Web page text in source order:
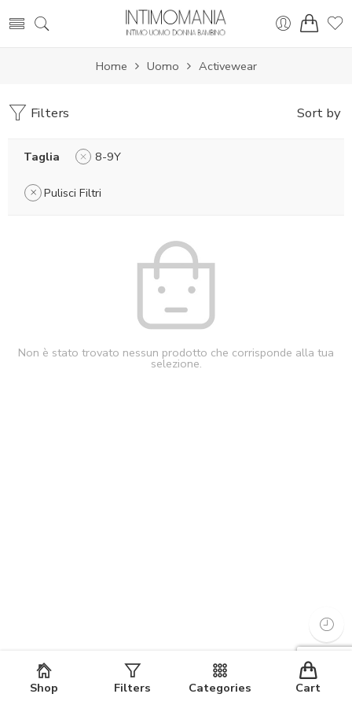
Home Uomo Activewear
Filters Sort by
Taglia 8-9Y
Pulisci Filtri
Non è stato trovato nessun prodotto che corrisponde alla tua
selezione.
Shop Filters Categories Cart